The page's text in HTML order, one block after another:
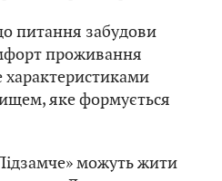
питання забудови
проживання
яке формується
можуть жити